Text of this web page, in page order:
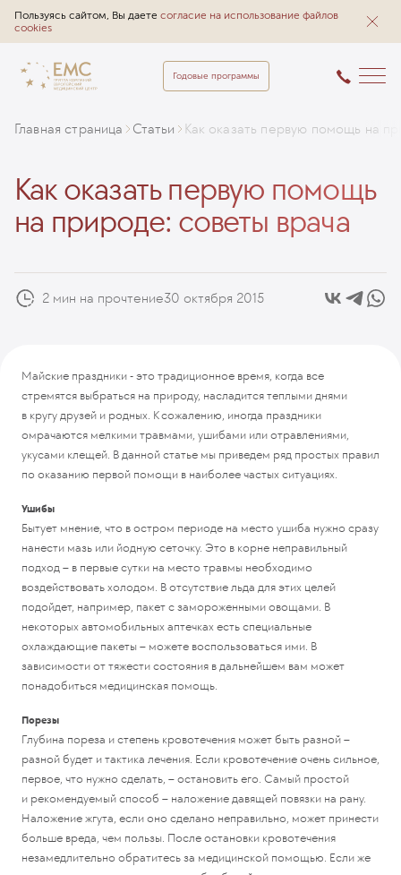
Пользуясь сайтом, Вы даете согласие на использование файлов
cookies
Годовые программы
Главная страница Статьи Как оказать первую помощь на
Как оказать первую помощь
на природе: советы врача
2 мин на прочтение30 октября 2015
Майские праздники - это традиционное время, когда все
стремятся выбраться на природу, насладится теплыми днями
в кругу друзей и родных. К сожалению, иногда праздники
омрачаются мелкими травмами, ушибами или отравлениями,
укусами клещей. В данной статье мы приведем ряд простых правил
по оказанию первой помощи в наиболее частых ситуациях.
Ушибы
Бытует мнение, что в остром периоде на место ушиба нужно сразу
нанести мазь или йодную сеточку. Это в корне неправильный
подход – в первые сутки на место травмы необходимо
воздействовать холодом. В отсутствие льда для этих целей
подойдет, например, пакет с замороженными овощами. В
некоторых автомобильных аптечках есть специальные
охлаждающие пакеты – можете воспользоваться ими. В
зависимости от тяжести состояния в дальнейшем вам может
понадобиться медицинская помощь.
Порезы
Глубина пореза и степень кровотечения может быть разной –
разной будет и тактика лечения. Если кровотечение очень сильное,
первое, что нужно сделать, – остановить его. Самый простой
и рекомендуемый способ – наложение давящей повязки на рану.
Наложение жгута, если оно сделано неправильно, может принести
больше вреда, чем пользы. После остановки кровотечения
незамедлительно обратитесь за медицинской помощью. Если же